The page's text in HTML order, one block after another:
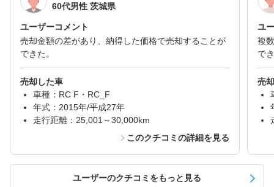
60代男性 茨城県
ユーザーコメント
売却金額の差があり、納得した価格で売却することが
できた。
売却した車
車種：RC F・RC_F
年式：2015年/平成27年
走行距離：25,001～30,000km
このクチコミの詳細を見る
ユ
複
で
売
ユーザーのクチコミをもっと見る